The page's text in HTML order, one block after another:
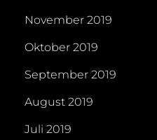
November 2019
Oktober 2019
September 2019
August 2019
Juli 2019